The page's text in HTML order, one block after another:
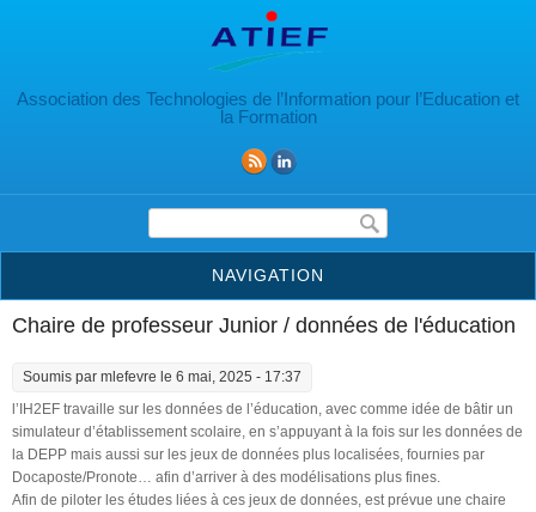
Association des Technologies de l’Information pour l’Education et
la Formation
Formulaire de recherche
NAVIGATION
Chaire de professeur Junior / données de l'éducation
Soumis par mlefevre le 6 mai, 2025 - 17:37
l’IH2EF travaille sur les données de l’éducation, avec comme idée de bâtir un
simulateur d’établissement scolaire, en s’appuyant à la fois sur les données de
la DEPP mais aussi sur les jeux de données plus localisées, fournies par
Docaposte/Pronote… afin d’arriver à des modélisations plus fines.
Afin de piloter les études liées à ces jeux de données, est prévue une chaire